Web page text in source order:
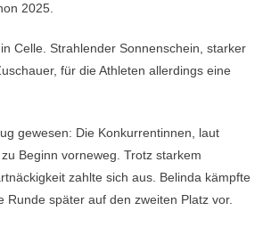
2025.
Celle. Strahlender Sonnenschein, starker
für die Athleten allerdings eine
gewesen: Die Konkurrentinnen, laut
Beginn vorneweg. Trotz starkem
zahlte sich aus. Belinda kämpfte
später auf den zweiten Platz vor.